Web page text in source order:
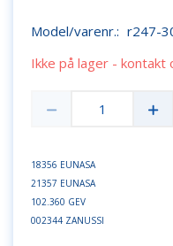
Model/varenr.: r247-
Ikke på lager -
18356 EUNASA
21357 EUNASA
102.360 GEV
002344 ZANUSSI